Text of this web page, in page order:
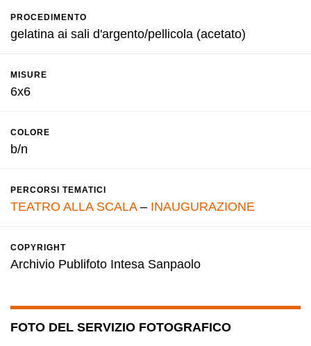
PROCEDIMENTO
gelatina ai sali d'argento/pellicola (acetato)
MISURE
6x6
COLORE
b/n
PERCORSI TEMATICI
TEATRO ALLA SCALA– INAUGURAZIONE
COPYRIGHT
Archivio Publifoto Intesa Sanpaolo
FOTO DEL SERVIZIO FOTOGRAFICO